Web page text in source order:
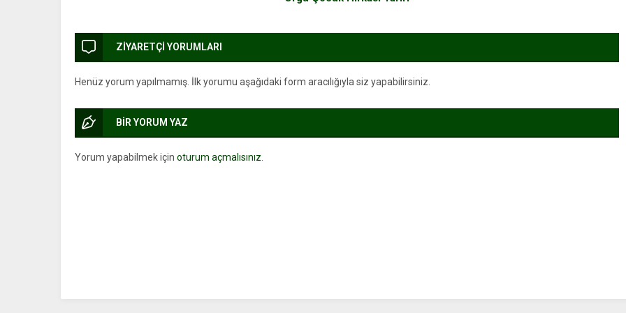
ZİYARETÇİ YORUMLARI
Henüz yorum yapılmamış. İlk yorumu aşağıdaki form aracılığıyla siz yapabilirsiniz.
BİR YORUM YAZ
Yorum yapabilmek için oturum açmalısınız